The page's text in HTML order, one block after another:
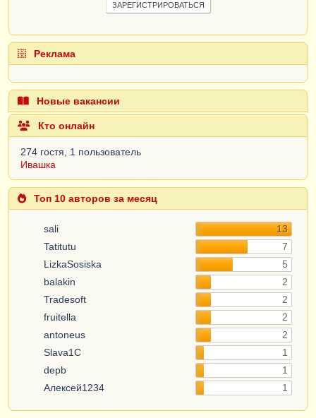
ЗАРЕГИСТРИРОВАТЬСЯ
Реклама
Новые вакансии
Кто онлайн
274 гостя, 1 пользователь
Ивашка
Топ 10 авторов за месяц
sali
13
Tatitutu
7
LizkaSosiska
5
balakin
2
Tradesoft
2
fruitella
2
antoneus
2
Slava1C
1
depb
1
Алексей1234
1